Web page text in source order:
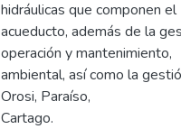
hidráulicas que componen el
acueducto, además de la
operación y mantenimiento,
ambiental, así como la
Orosi, Paraíso,
Cartago.